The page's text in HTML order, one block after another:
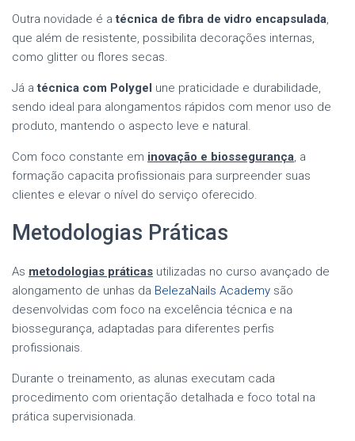
Outra novidade é atécnica de fibra de vidro encapsulada,
que além de resistente, possibilita decorações internas,
como glitter ou flores secas.
Já atécnica com Polygel une praticidade e durabilidade,
sendo ideal para alongamentos rápidos com menor uso de
produto, mantendo o aspecto leve e natural.
Com foco constante em inovação e biossegurança, a
formação capacita profissionais para surpreender suas
clientes e elevar o nível do serviço oferecido.
Metodologias Práticas
As metodologias práticas utilizadas no curso avançado de
alongamento de unhas da BelezaNails Academy são
desenvolvidas com foco na excelência técnica e na
biossegurança, adaptadas para diferentes perfis
profissionais.
Durante o treinamento, as alunas executam cada
procedimento com orientação detalhada e foco total na
prática supervisionada.